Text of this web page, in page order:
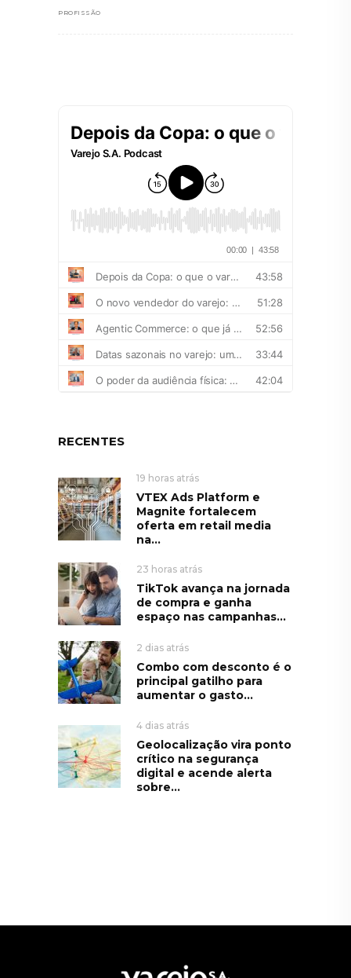
PROFISSÃO
RECENTES
19 horas atrás
VTEX Ads Platform e
Magnite fortalecem
oferta em retail media
na...
23 horas atrás
TikTok avança na jornada
de compra e ganha
espaço nas campanhas...
2 dias atrás
Combo com desconto é o
principal gatilho para
aumentar o gasto...
4 dias atrás
Geolocalização vira ponto
crítico na segurança
digital e acende alerta
sobre...